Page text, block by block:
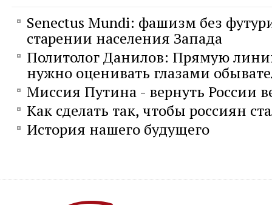
Senectus Mundi: фашизм без
старении населения Запада
Политолог Данилов: Прямую
нужно оценивать глазами
Миссия Путина - вернуть России
Как сделать так, чтобы россиян
История нашего будущего